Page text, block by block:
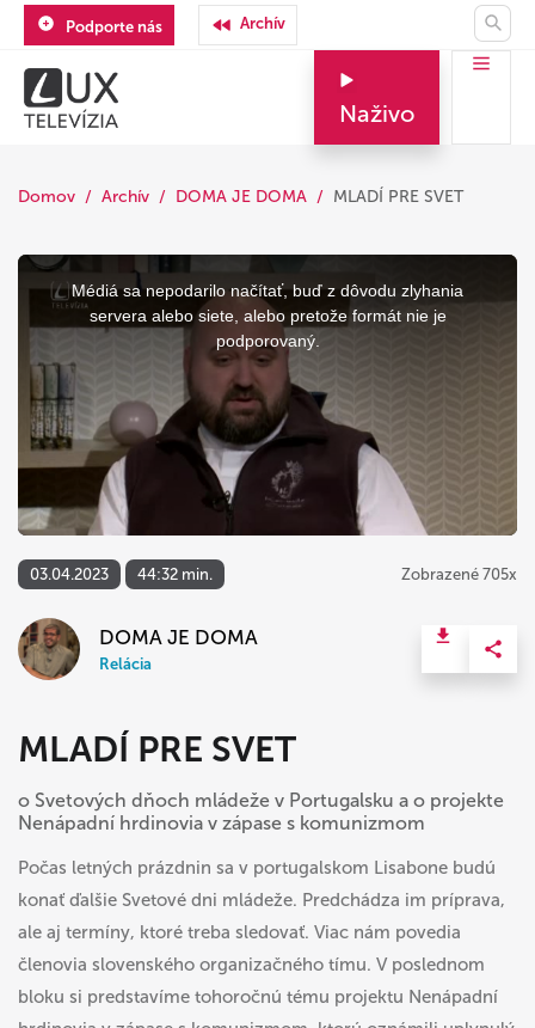
Podporte nás Archív
Naživo
Domov Archív DOMA JE DOMA MLADÍ PRE SVET
This
window.
Médiá sa nepodarilo načítať, buď z dôvodu zlyhania
servera alebo siete, alebo pretože formát nie je
podporovaný.
03.04.2023 44:32 min. Zobrazené 705x
DOMA JE DOMA
Relácia
MLADÍ PRE SVET
o Svetových dňoch mládeže v Portugalsku a o projekte
Nenápadní hrdinovia v zápase s komunizmom
Počas letných prázdnin sa v portugalskom Lisabone budú
konať ďalšie Svetové dni mládeže. Predchádza im príprava,
ale aj termíny, ktoré treba sledovať. Viac nám povedia
členovia slovenského organizačného tímu. V poslednom
bloku si predstavíme tohoročnú tému projektu Nenápadní